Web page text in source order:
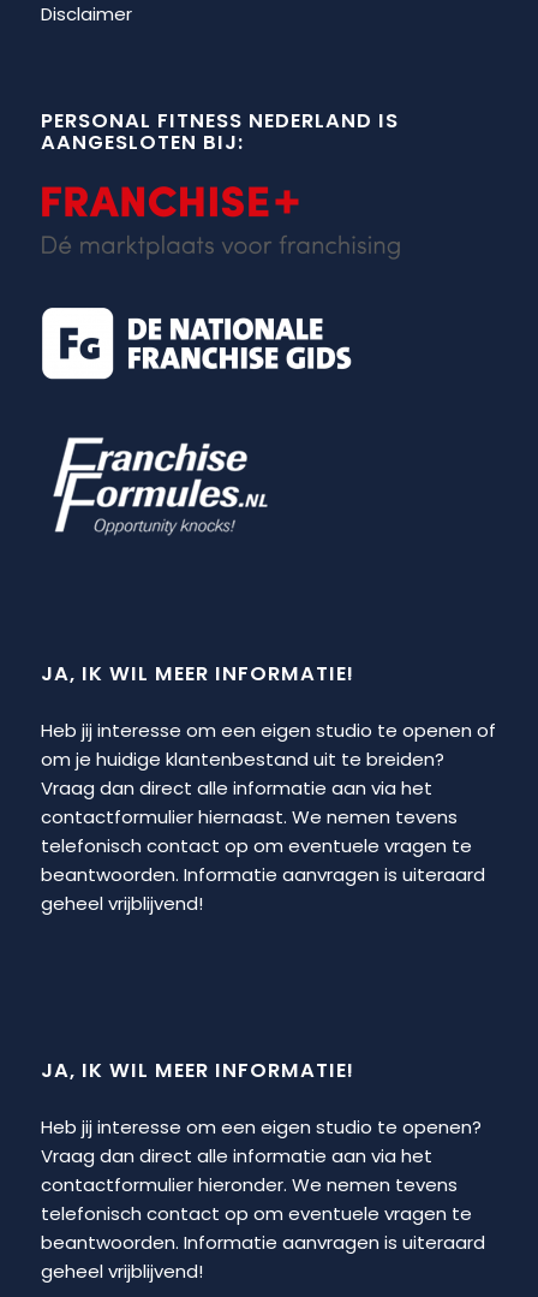
Disclaimer
PERSONAL FITNESS NEDERLAND IS
AANGESLOTEN BIJ:
JA, IK WIL MEER INFORMATIE!
Heb jij interesse om een eigen studio te openen of
om je huidige klantenbestand uit te breiden?
Vraag dan direct alle informatie aan via het
contactformulier hiernaast. We nemen tevens
telefonisch contact op om eventuele vragen te
beantwoorden. Informatie aanvragen is uiteraard
geheel vrijblijvend!
JA, IK WIL MEER INFORMATIE!
Heb jij interesse om een eigen studio te openen?
Vraag dan direct alle informatie aan via het
contactformulier hieronder. We nemen tevens
telefonisch contact op om eventuele vragen te
beantwoorden. Informatie aanvragen is uiteraard
geheel vrijblijvend!